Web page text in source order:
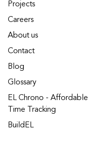
Projects
Careers
About us
Contact
Blog
Glossary
EL Chrono - Affordable
Time Tracking
BuildEL